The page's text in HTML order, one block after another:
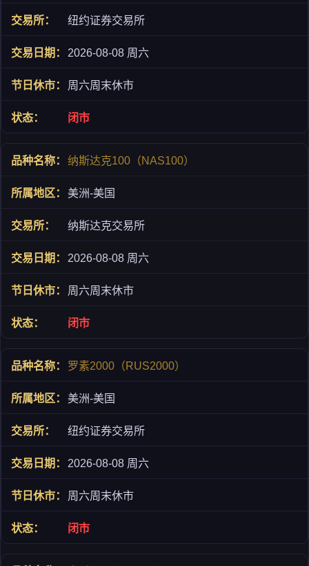
纽约证券交易所
2026-08-08 周六
周六周末休市
闭市
纳斯达克100（NAS100）
美洲-美国
纳斯达克交易所
2026-08-08 周六
周六周末休市
闭市
罗素2000（RUS2000）
美洲-美国
纽约证券交易所
2026-08-08 周六
周六周末休市
闭市